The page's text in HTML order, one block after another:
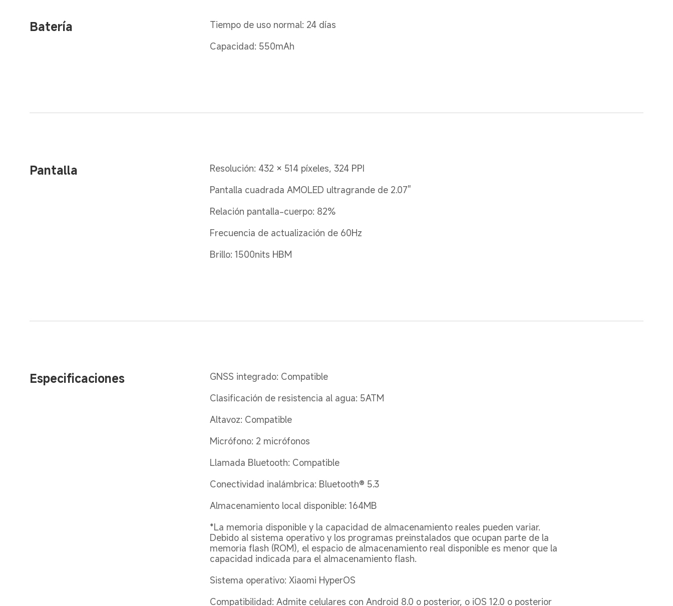
Batería
Tiempo de uso normal: 24 días
Capacidad: 550mAh
Pantalla
Resolución: 432 × 514 píxeles, 324 PPI
Pantalla cuadrada AMOLED ultragrande de 2.07''
Relación pantalla-cuerpo: 82%
Frecuencia de actualización de 60Hz
Brillo: 1500nits HBM
Especificaciones
GNSS integrado: Compatible
Clasificación de resistencia al agua: 5ATM
Altavoz: Compatible
Micrófono: 2 micrófonos
Llamada Bluetooth: Compatible
Conectividad inalámbrica: Bluetooth® 5.3
Almacenamiento local disponible: 164MB
*La memoria disponible y la capacidad de almacenamiento reales pueden variar.
Debido al sistema operativo y los programas preinstalados que ocupan parte de la
memoria flash (ROM), el espacio de almacenamiento real disponible es menor que la
capacidad indicada para el almacenamiento flash.
Sistema operativo: Xiaomi HyperOS
Compatibilidad: Admite celulares con Android 8.0 o posterior, o iOS 12.0 o posterior